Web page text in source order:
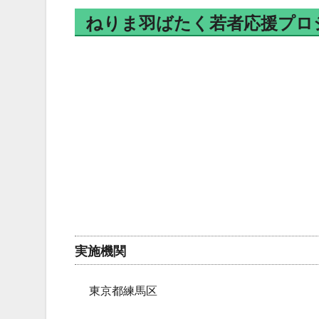
ねりま羽ばたく若者応援プ
実施機関
東京都練馬区